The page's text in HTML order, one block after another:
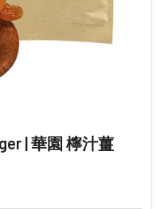
| 華園 檸汁薑